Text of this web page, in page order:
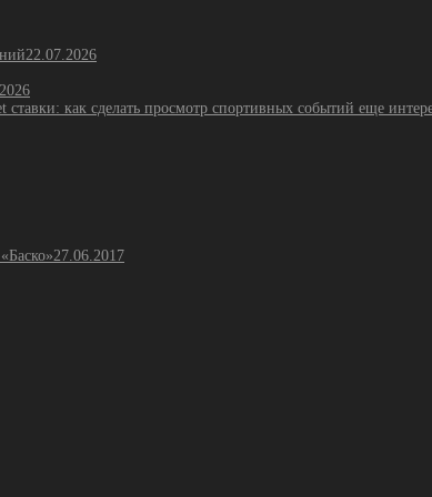
22.07.2026
ставки: как сделать просмотр спортивных событий еще
27.06.2017